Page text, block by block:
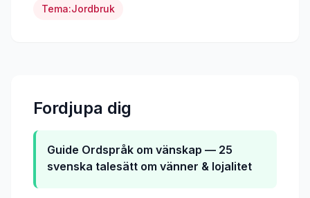
Tema:Jordbruk
Fordjupa dig
Guide Ordspråk om vänskap — 25
svenska talesätt om vänner & lojalitet